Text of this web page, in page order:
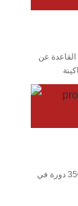
القاعدة عن
محرك غير متزامن 5.5/7.5 كيلو وات، وقت الملحقات من 0 إلى 3500 دورة في